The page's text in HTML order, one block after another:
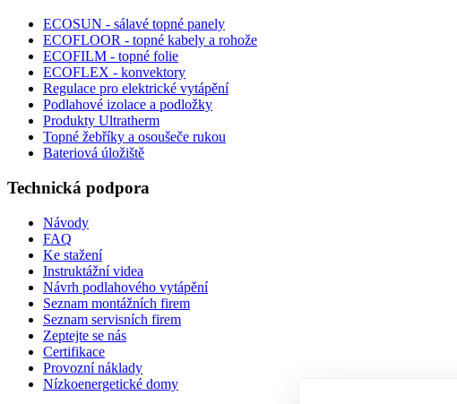
ECOSUN - sálavé topné panely
ECOFLOOR - topné kabely a rohože
ECOFILM - topné folie
ECOFLEX - konvektory
Regulace pro elektrické vytápění
Podlahové izolace a podložky
Produkty Ultratherm
Topné žebříky a osoušeče rukou
Bateriová úložiště
Technická podpora
Návody
FAQ
Ke stažení
Instruktážní videa
Návrh podlahového vytápění
Seznam montážních firem
Seznam servisních firem
Zeptejte se nás
Certifikace
Provozní náklady
Nízkoenergetické domy